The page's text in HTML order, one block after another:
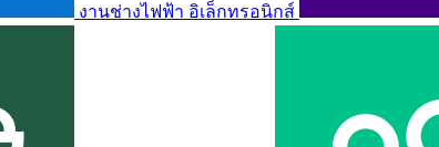
งานช่างไฟฟ้า อิเล็กทรอนิกส์